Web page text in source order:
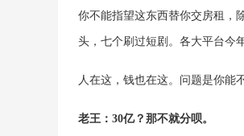
你不能指望这东西替你交房租，
头，七个刷过短剧。各大平台今
人在这，钱也在这。问题是你能
老王：30亿？那不就分呗。